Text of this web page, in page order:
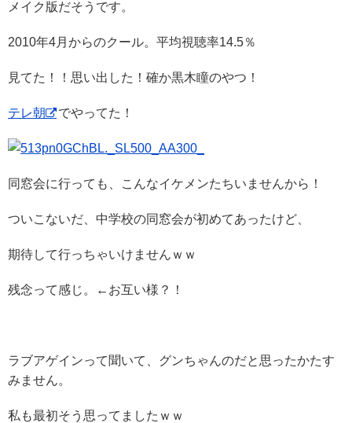
メイク版だそうです。
2010年4月からのクール。平均視聴率14.5％
見てた！！思い出した！確か黒木瞳のやつ！
テレ朝 でやってた！
同窓会に行っても、こんなイケメンたちいませんから！
ついこないだ、中学校の同窓会が初めてあったけど、
期待して行っちゃいけませんｗｗ
残念って感じ。←お互い様？！
ラブアゲインって聞いて、グンちゃんのだと思ったかたす
みません。
私も最初そう思ってましたｗｗ